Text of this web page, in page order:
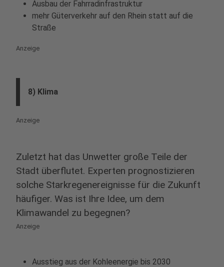
Ausbau der Fahrradinfrastruktur
mehr Güterverkehr auf den Rhein statt auf die
Straße
Anzeige
8) Klima
Anzeige
Zuletzt hat das Unwetter große Teile der
Stadt überflutet. Experten prognostizieren
solche Starkregenereignisse für die Zukunft
häufiger. Was ist Ihre Idee, um dem
Klimawandel zu begegnen?
Anzeige
Ausstieg aus der Kohleenergie bis 2030